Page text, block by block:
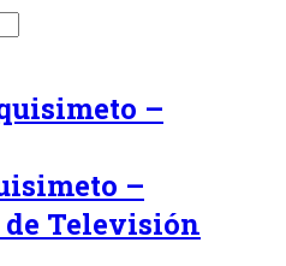
–
Televisión